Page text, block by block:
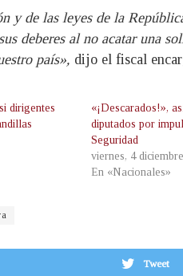
de las leyes de la
deberes al no acatar una
país», dijo el fiscal
dirigentes
«¡Descarados!»,
diputados por
Seguridad
viernes, 4
En «Nacionales»
Tweet